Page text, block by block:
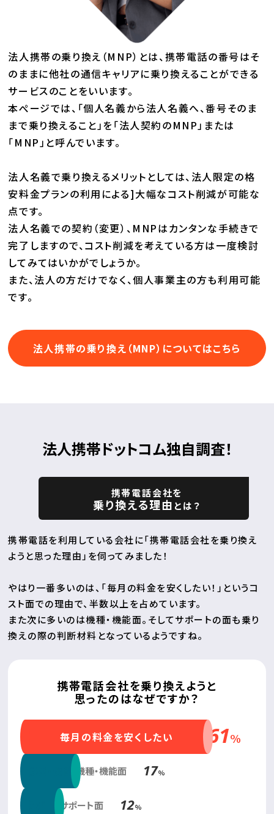
法人携帯の乗り換え（MNP）とは、携帯電話の番号はそ
のままに他社の通信キャリアに乗り換えることができる
サービスのことをいいます。
本ぺージでは、「個人名義から法人名義へ、番号そのま
まで乗り換えること」を 「法人契約のMNP」または
「MNP」と呼んでいます。
法人名義で乗り換えるメリットとしては、法人限定の格
安料金プランの利用による]大幅なコスト削減が可能な
点です。
法人名義での契約（変更）、MNPはカンタンな手続きで
完了しますので、コスト削減を考えている方は一度検討
してみてはいかがでしょうか。
また、法人の方だけでなく、個人事業主の方も利用可能
です。
法人携帯の乗り換え（MNP）についてはこちら
法人携帯ドットコム独自調査！
携帯電話会社を
乗り換える理由 とは？
携帯電話を利用している会社に「携帯電話会社を乗り換え
ようと思った理由」を伺ってみました！
やはり一番多いのは、「毎月の料金を安くしたい！」というコ
スト面での理由で、半数以上を占めています。
また次に多いのは機種・機能面。そしてサポートの面も乗り
換えの際の判断材料となっているようですね。
携帯電話会社を乗り換えようと
思ったのはなぜですか？
毎月の料金を安くしたい 61%
機種・機能面機種・機能面 17%
サポート面サポート面 12%